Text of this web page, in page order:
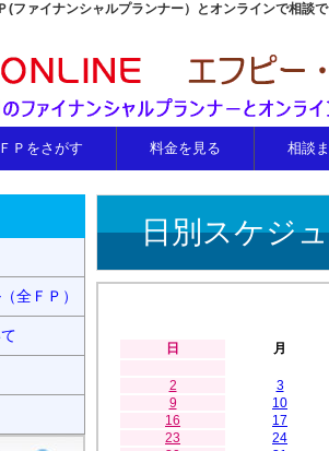
(ファイナンシャルプランナー）とオンラインで相談
ＦＰをさがす 料金を見る 相談
日別スケジ
日 月
2
3
9
10
16
17
23
24
全ＦＰ）